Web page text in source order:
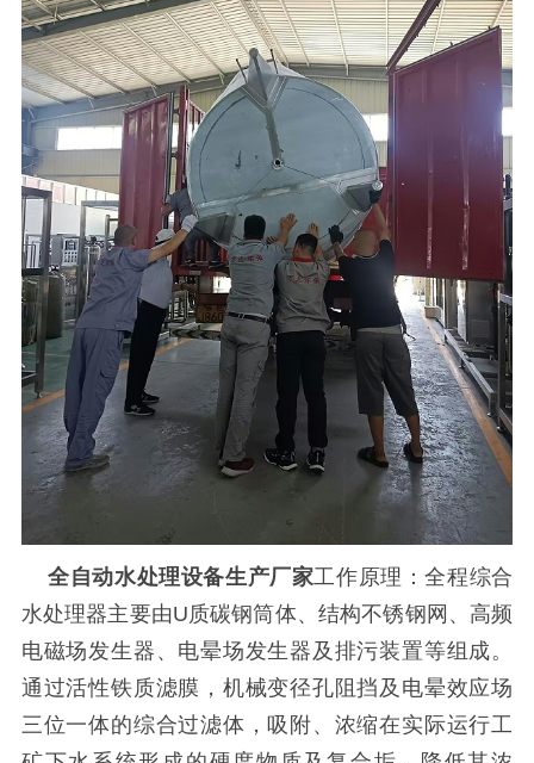
全自动水处理设备生产厂家工作原理：全程综合
水处理器主要由U质碳钢筒体、结构不锈钢网、高频
电磁场发生器、电晕场发生器及排污装置等组成。
通过活性铁质滤膜，机械变径孔阻挡及电晕效应场
三位一体的综合过滤体，吸附、浓缩在实际运行工